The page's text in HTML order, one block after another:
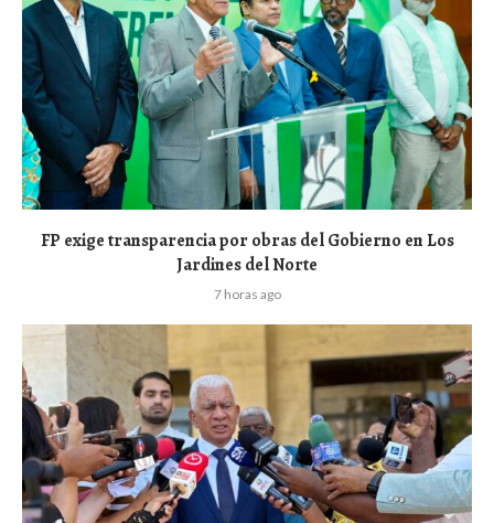
FP exige transparencia por obras del Gobierno en Los
Jardines del Norte
7 horas ago